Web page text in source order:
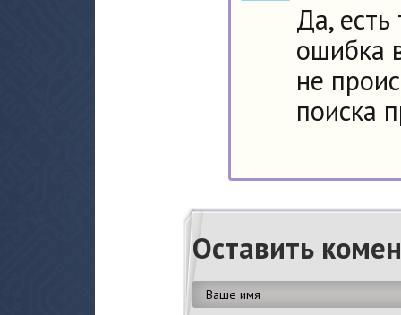
Да, есть
ошибка
не
поиска
Оставить